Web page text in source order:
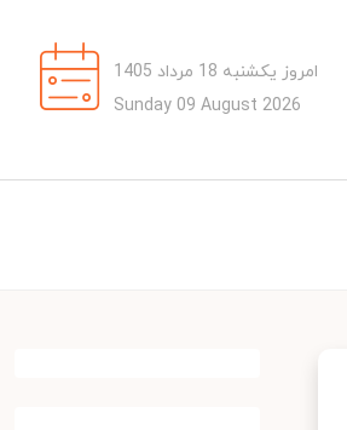
امروز یکشنبه 18 مرداد 1405
Sunday 09 August 2026